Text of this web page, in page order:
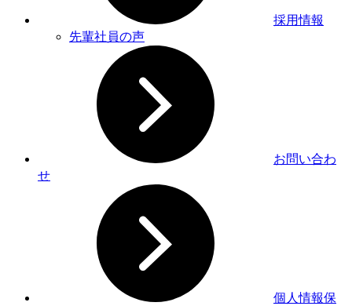
採用情報
先輩社員の声
お問い合わ
せ
個人情報保